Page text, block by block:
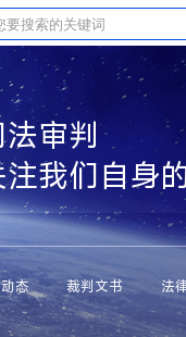
审判
我们自身
态 裁判文书 法